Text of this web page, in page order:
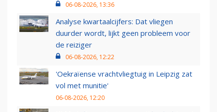
06-08-2026, 13:36
Analyse kwartaalcijfers: Dat vliegen
duurder wordt, lijkt geen probleem voor
de reiziger
06-08-2026, 12:22
'Oekraïense vrachtvliegtuig in Leipzig zat
vol met munitie'
06-08-2026, 12:20